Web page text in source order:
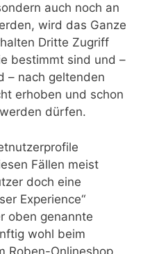
auch noch an
wird das Ganze
Dritte Zugriff
bestimmt sind und –
– nach geltenden
erhoben und schon
dürfen.
Fällen meist
doch eine
Experience“
oben genannte
wohl beim
Roben-Onlineshop